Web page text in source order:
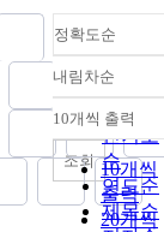
정확도순
정확도
순
인기도
순
연도순
제목순
내림차순
내림차
10개씩 출력
10개씩
출력
20개씩
조회